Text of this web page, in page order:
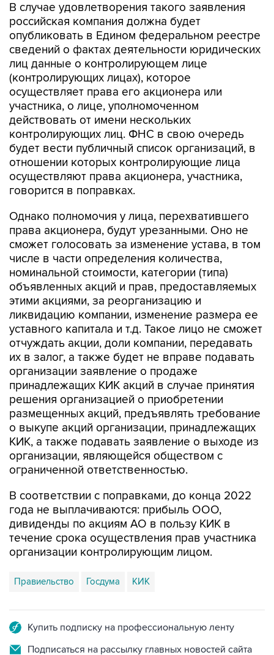
В случае удовлетворения такого заявления
российская компания должна будет
опубликовать в Едином федеральном реестре
сведений о фактах деятельности юридических
лиц данные о контролирующем лице
(контролирующих лицах), которое
осуществляет права его акционера или
участника, о лице, уполномоченном
действовать от имени нескольких
контролирующих лиц. ФНС в свою очередь
будет вести публичный список организаций, в
отношении которых контролирующие лица
осуществляют права акционера, участника,
говорится в поправках.
Однако полномочия у лица, перехватившего
права акционера, будут урезанными. Оно не
сможет голосовать за изменение устава, в том
числе в части определения количества,
номинальной стоимости, категории (типа)
объявленных акций и прав, предоставляемых
этими акциями, за реорганизацию и
ликвидацию компании, изменение размера ее
уставного капитала и т.д. Такое лицо не сможет
отчуждать акции, доли компании, передавать
их в залог, а также будет не вправе подавать
организации заявление о продаже
принадлежащих КИК акций в случае принятия
решения организацией о приобретении
размещенных акций, предъявлять требование
о выкупе акций организации, принадлежащих
КИК, а также подавать заявление о выходе из
организации, являющейся обществом с
ограниченной ответственностью.
В соответствии с поправками, до конца 2022
года не выплачиваются: прибыль ООО,
дивиденды по акциям АО в пользу КИК в
течение срока осуществления прав участника
организации контролирующим лицом.
Правиельство Госдума КИК
Купить подписку на профессиональную ленту
Подписаться на рассылку главных новостей сайта